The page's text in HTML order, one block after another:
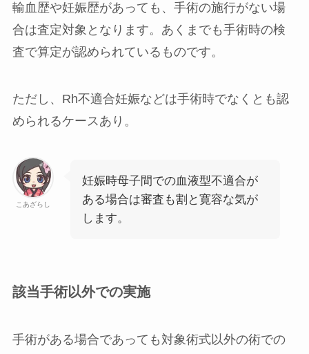
輸血歴や妊娠歴があっても、手術の施行がない場
合は査定対象となります。あくまでも手術時の検
査で算定が認められているものです。
ただし、Rh不適合妊娠などは手術時でなくとも認
められるケースあり。
こあざらし
妊娠時母子間での血液型不適合が
ある場合は審査も割と寛容な気が
します。
該当手術以外での実施
手術がある場合であっても対象術式以外の術での